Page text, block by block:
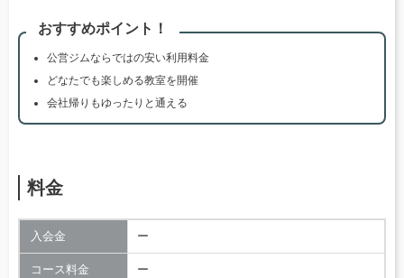
おすすめポイント！
公営ジムならではの安い利用料金
どなたでも楽しめる教室を開催
会社帰りもゆったりと通える
料金
入会金 ー
コース料金 ー